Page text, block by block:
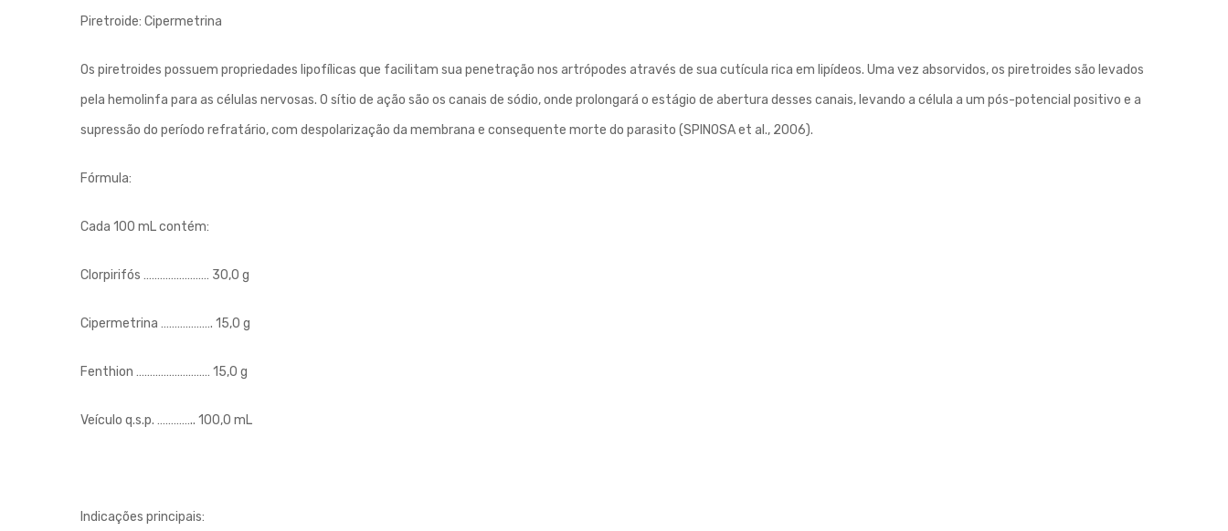
Piretroide: Cipermetrina
Os piretroides possuem propriedades lipofílicas que facilitam sua penetração nos artrópodes através de sua cutícula rica em lipídeos. Uma vez absorvidos, os piretroides são levados
pela hemolinfa para as células nervosas. O sítio de ação são os canais de sódio, onde prolongará o estágio de abertura desses canais, levando a célula a um pós-potencial positivo e a
supressão do período refratário, com despolarização da membrana e consequente morte do parasito (SPINOSA et al., 2006).
Fórmula:
Cada 100 mL contém:
Clorpirifós …………………… 30,0 g
Cipermetrina ………………. 15,0 g
Fenthion ……………………… 15,0 g
Veículo q.s.p. ………….. 100,0 mL
Indicações principais: